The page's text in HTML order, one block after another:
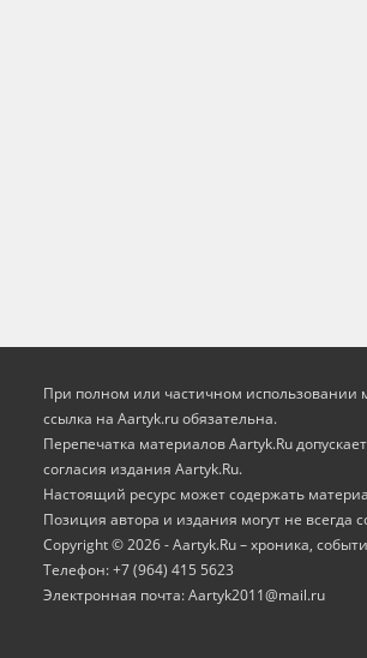
При полном или частичном использовании
ссылка на Aartyk.ru oбязательна.
Перепечатка материалов Aartyk.Ru
согласия издания Aartyk.Ru.
Настоящий ресурс может содержать
Позиция автора и издания могут не всегда
Copyright © 2026 - Aartyk.Ru – хроника,
Телефон: +7 (964) 415 5623
Электронная почта: Aartyk2011@mail.ru